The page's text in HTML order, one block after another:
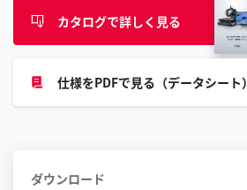
カタログで詳しく見る
仕様をPDFで見る（データシート）
ダウンロード